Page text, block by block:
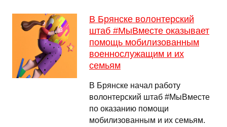
В Брянске волонтерский
штаб #МыВместе оказывает
помощь мобилизованным
военнослужащим и их
семьям
В Брянске начал работу
волонтерский штаб #МыВместе
по оказанию помощи
мобилизованным и их семьям.